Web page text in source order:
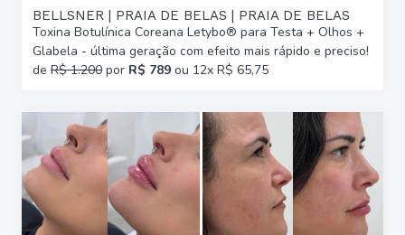
BELLSNER | PRAIA DE BELAS | PRAIA DE BELAS
Toxina Botulínica Coreana Letybo® para Testa + Olhos +
Glabela - última geração com efeito mais rápido e preciso!
de R$ 1.200 por R$ 789 ou 12x R$ 65,75